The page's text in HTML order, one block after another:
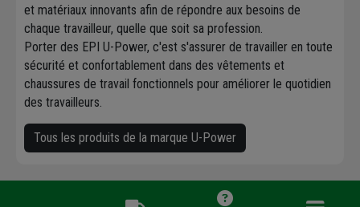
et matériaux innovants afin de répondre aux besoins de
chaque travailleur, quelle que soit sa profession.
Porter des EPI U-Power, c'est s'assurer de travailler en toute
sécurité et confortablement dans des vêtements et
chaussures de travail fonctionnels pour améliorer le quotidien
des travailleurs.
Tous les produits de la marque U-Power